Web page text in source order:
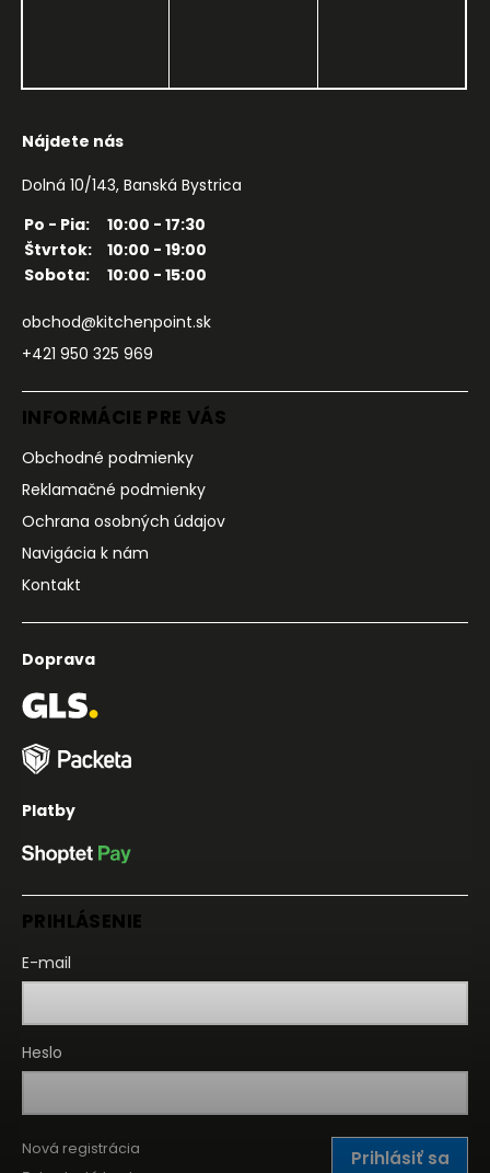
Nájdete nás
Dolná 10/143, Banská Bystrica
Po - Pia:
10:00 - 17:30
Štvrtok:
10:00 - 19:00
Sobota:
10:00 - 15:00
obchod@kitchenpoint.sk
+421 950 325 969
INFORMÁCIE PRE VÁS
Obchodné podmienky
Reklamačné podmienky
Ochrana osobných údajov
Navigácia k nám
Kontakt
Doprava
Platby
PRIHLÁSENIE
E-mail
Heslo
Prihlásiť sa
Nová registrácia